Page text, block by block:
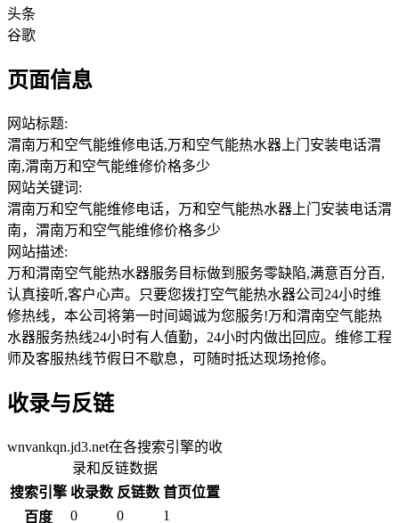
头条
谷歌
页面信息
网站标题:
渭南万和空气能维修电话,万和空气能热水器上门安装电话渭
南,渭南万和空气能维修价格多少
网站关键词:
渭南万和空气能维修电话，万和空气能热水器上门安装电话渭
南，渭南万和空气能维修价格多少
网站描述:
万和渭南空气能热水器服务目标做到服务零缺陷,满意百分百,
认真接听,客户心声。只要您拨打空气能热水器公司24小时维
修热线，本公司将第一时间竭诚为您服务!万和渭南空气能热
水器服务热线24小时有人值勤，24小时内做出回应。维修工程
师及客服热线节假日不歇息，可随时抵达现场抢修。
收录与反链
wnvankqn.jd3.net在各搜索引擎的收
录和反链数据
搜索引擎 收录数 反链数 首页位置
百度
0 0
1